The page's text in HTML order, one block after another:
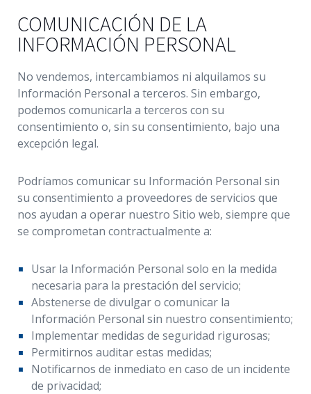
COMUNICACIÓN DE LA
INFORMACIÓN PERSONAL
No vendemos, intercambiamos ni alquilamos su
Información Personal a terceros. Sin embargo,
podemos comunicarla a terceros con su
consentimiento o, sin su consentimiento, bajo una
excepción legal.
Podríamos comunicar su Información Personal sin
su consentimiento a proveedores de servicios que
nos ayudan a operar nuestro Sitio web, siempre que
se comprometan contractualmente a:
Usar la Información Personal solo en la medida
necesaria para la prestación del servicio;
Abstenerse de divulgar o comunicar la
Información Personal sin nuestro consentimiento;
Implementar medidas de seguridad rigurosas;
Permitirnos auditar estas medidas;
Notificarnos de inmediato en caso de un incidente
de privacidad;